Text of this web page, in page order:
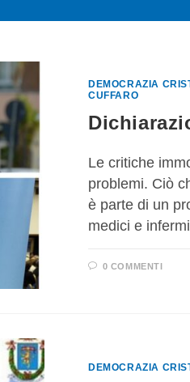
DEMOCRAZIA
CUFFARO
Le critiche
problemi. Ciò
è parte di un
medici e
0 COMMENTI
DEMOCRAZIA